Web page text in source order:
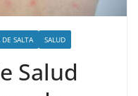
SALTA SALUD
Salud